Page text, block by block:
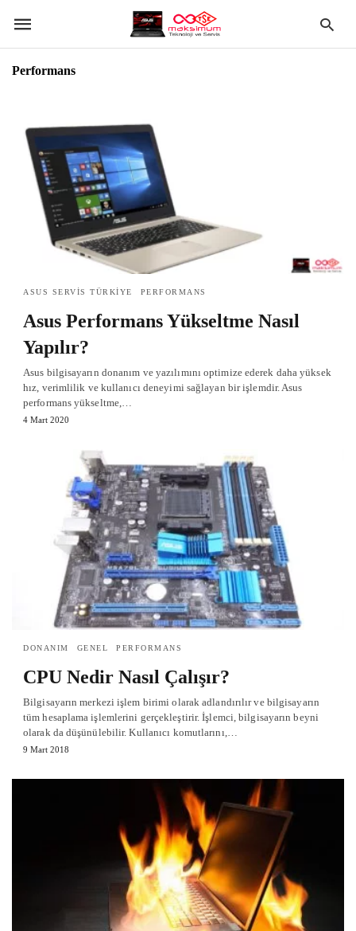
Performans
ASUS SERVIS TÜRKIYE PERFORMANS
Asus Performans Yükseltme Nasıl
Yapılır?
Asus bilgisayarın donanım ve yazılımını optimize ederek daha yüksek
hız, verimlilik ve kullanıcı deneyimi sağlayan bir işlemdir. Asus
performans yükseltme,…
4 Mart 2020
DONANIM GENEL PERFORMANS
CPU Nedir Nasıl Çalışır?
Bilgisayarın merkezi işlem birimi olarak adlandırılır ve bilgisayarın
tüm hesaplama işlemlerini gerçekleştirir. İşlemci, bilgisayarın beyni
olarak da düşünülebilir. Kullanıcı komutlarını,…
9 Mart 2018